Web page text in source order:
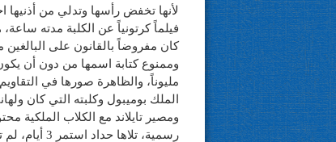
لأنها تخفض رأسها وتدلي من أذنيها
فيلماً كرتونياً عن الكلبة مدته
كان مفروضاً بالقانون على البالغين
مليوناً، والظاهرة صورها في
الملك بوميبول وكلبته التي كان
ومصير تايلاند مع الكلاب الملكية
رسمية،